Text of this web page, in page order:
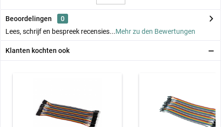
Beoordelingen
0
Lees, schrijf en bespreek recensies...Mehr zu den Bewertungen
Klanten kochten ook